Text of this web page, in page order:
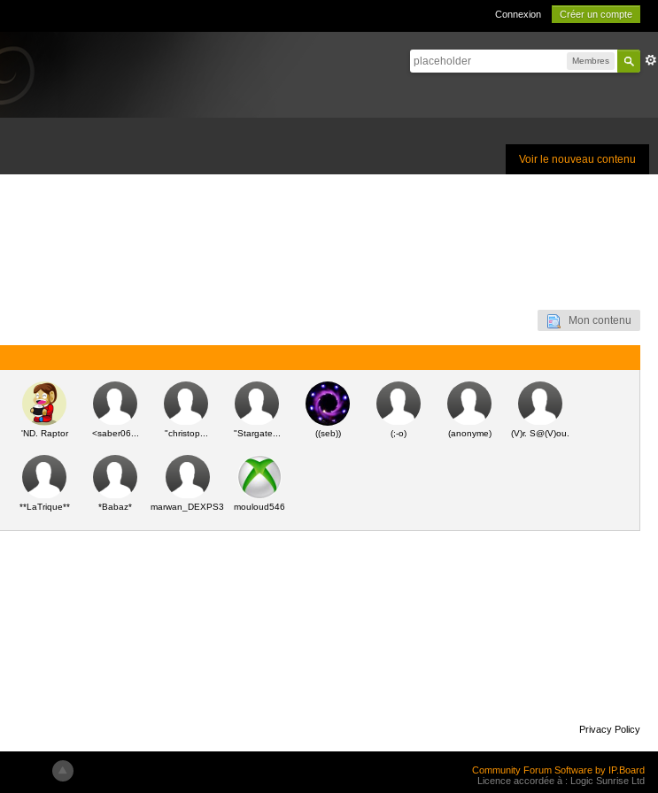
Connexion Créer un compte
Membres
Voir le nouveau contenu
Mon contenu
'ND. Raptor <saber06... "christop... "Stargate... ((seb)) (;-o) (anonyme) (V)r. S@(V)ou.
**LaTrique** *Babaz* marwan_DEXPS3 mouloud546
Privacy Policy
Community Forum Software by IP.Board
Licence accordée à : Logic Sunrise Ltd